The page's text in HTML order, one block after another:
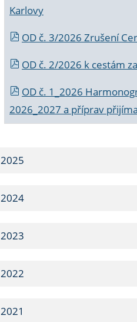
Karlovy
OD č. 3/2026 Zrušení
OD č. 2/2026 k cestám
OD č. 1_2026
2026_2027 a příprav
2025
2024
2023
2022
2021